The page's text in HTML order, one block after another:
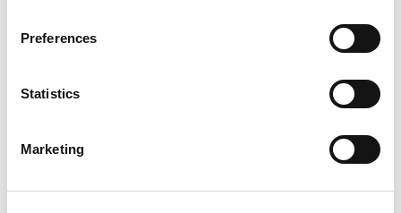
Preferences
Statistics
Marketing
Teatro del Prosciutto di Parma: laboratori didattici
10 settembre 2011